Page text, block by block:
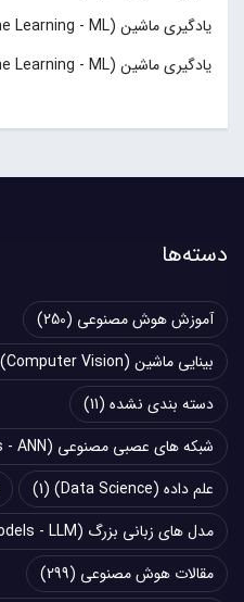
یادگیری ماشین (Machine Learning - ML)
یادگیری ماشین (Machine Learning - ML)
دسته‌ها
آموزش هوش مصنوعی (250)
بینایی ماشین (Computer Vision)
دسته بندی نشده (11)
شبکه های عصبی مصنوعی (Artificial Neural Networks - ANN)
علم داده (Data Science)
(1)
مدل های زبانی بزرگ (Large Language Models - LLM)
مقالات هوش مصنوعی (299)